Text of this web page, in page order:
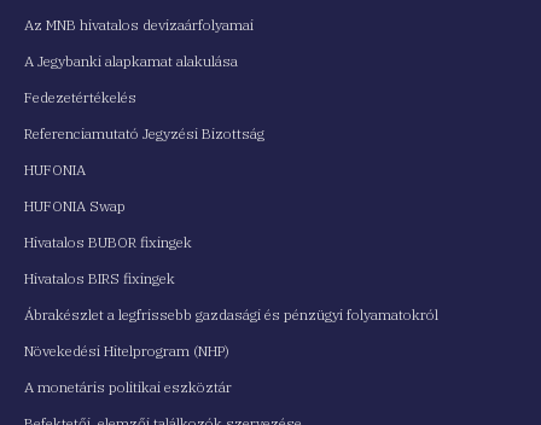
Az MNB hivatalos devizaárfolyamai
A Jegybanki alapkamat alakulása
Fedezetértékelés
Referenciamutató Jegyzési Bizottság
HUFONIA
HUFONIA Swap
Hivatalos BUBOR fixingek
Hivatalos BIRS fixingek
Ábrakészlet a legfrissebb gazdasági és pénzügyi folyamatokról
Növekedési Hitelprogram (NHP)
A monetáris politikai eszköztár